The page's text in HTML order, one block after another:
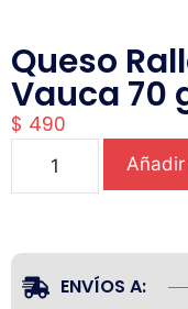
Queso
Vauca 70
$ 490
ENVÍOS A: